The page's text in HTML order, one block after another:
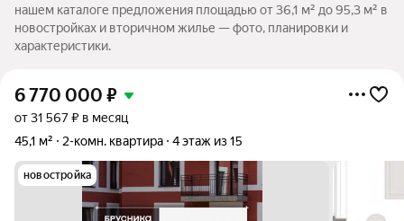
нашем каталоге предложения площадью от 36,1 м² до 95,3 м² в
новостройках и вторичном жилье — фото, планировки и
характеристики.
6 770 000 ₽
от 31 567 ₽ в месяц
45,1 м²
2-комн. квартира 4 этаж из 15
новостройка